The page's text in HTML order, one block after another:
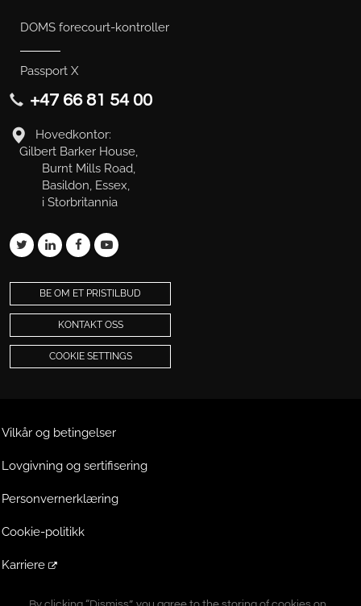
DOMS forecourt-kontroller
Passport X
+47 66 81 54 00
Hovedkontor:
Gilbert Barker House,
Burnt Mills Road,
Basildon, Essex,
i Storbritannia
BE OM ET PRISTILBUD
KONTAKT OSS
COOKIE SETTINGS
Vilkår og betingelser
Lovgivning og sertifisering
Personvernerklæring
Cookie-politikk
Karriere
Ekstranett